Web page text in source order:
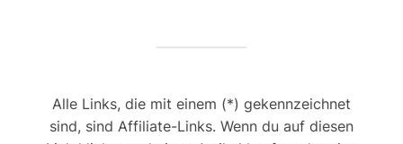
Alle Links, die mit einem (*) gekennzeichnet
sind, sind Affiliate-Links. Wenn du auf diesen